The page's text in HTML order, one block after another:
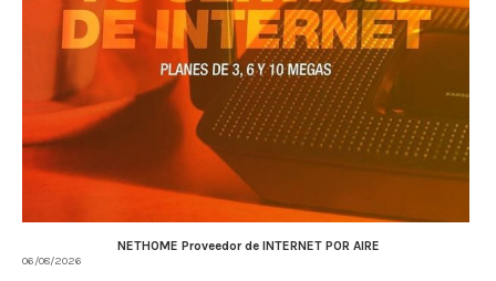
NETHOME Proveedor de INTERNET POR AIRE
06/08/2026